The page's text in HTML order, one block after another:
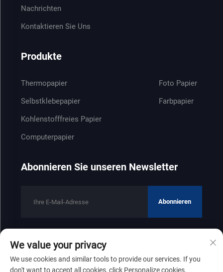
Nachrichten
Kontaktieren Sie Uns
Produkte
Thermopapier
Selbstklebepapier
Kohlenstofffreies Papier
Computerpapier
Foto Papier
Farbpapier
Abonnieren Sie unseren Newsletter
Abonnieren
Copyright © 2025 by Shandong Zhenfeng Paper Industry Co., Ltd
Datenschutzrichtlinie
We value your privacy
We use cookies and similar tools to provide our services. If you
don't want to accept all cookies, click Personalize cookies.